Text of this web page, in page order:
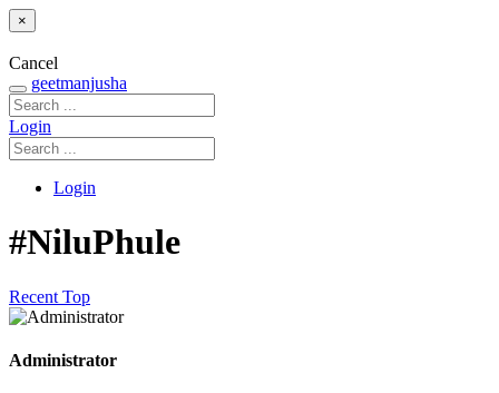
×
Cancel
geetmanjusha
Login
Login
#NiluPhule
Recent Top
Administrator